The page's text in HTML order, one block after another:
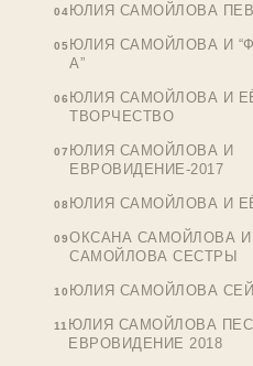
ЮЛИЯ САМОЙЛОВА
ЮЛИЯ САМОЙЛОВА И
А”
ЮЛИЯ САМОЙЛОВА И
ТВОРЧЕСТВО
ЮЛИЯ САМОЙЛОВА И
ЕВРОВИДЕНИЕ-2017
ЮЛИЯ САМОЙЛОВА И
ОКСАНА САМОЙЛОВА
САМОЙЛОВА СЕСТРЫ
ЮЛИЯ САМОЙЛОВА
ЮЛИЯ САМОЙЛОВА
ЕВРОВИДЕНИЕ 2018